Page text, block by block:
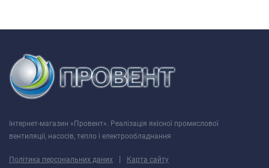
Інтернет-магазин «Провент». Реалізація якісної промислової
вентиляції, насосів, тепло і електрообладнання
Політика персональних даних | Карта сайту